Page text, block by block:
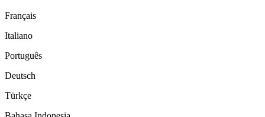
Français
Italiano
Português
Deutsch
Türkçe